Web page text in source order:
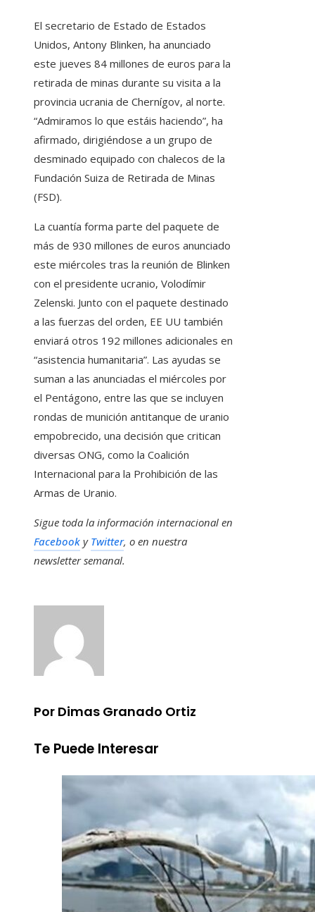
El secretario de Estado de Estados
Unidos, Antony Blinken, ha anunciado
este jueves 84 millones de euros para la
retirada de minas durante su visita a la
provincia ucrania de Chernígov, al norte.
“Admiramos lo que estáis haciendo”, ha
afirmado, dirigiéndose a un grupo de
desminado equipado con chalecos de la
Fundación Suiza de Retirada de Minas
(FSD).
La cuantía forma parte del paquete de
más de 930 millones de euros anunciado
este miércoles tras la reunión de Blinken
con el presidente ucranio, Volodímir
Zelenski. Junto con el paquete destinado
a las fuerzas del orden, EE UU también
enviará otros 192 millones adicionales en
“asistencia humanitaria”. Las ayudas se
suman a las anunciadas el miércoles por
el Pentágono, entre las que se incluyen
rondas de munición antitanque de uranio
empobrecido, una decisión que critican
diversas ONG, como la Coalición
Internacional para la Prohibición de las
Armas de Uranio.
Sigue toda la información internacional en
Facebook y Twitter, o en nuestra
newsletter semanal.
Por Dimas Granado Ortiz
Te Puede Interesar